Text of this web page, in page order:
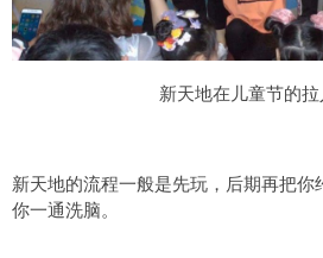
新天地在儿童节的
新天地的流程一般是先玩，后期再把
你一通洗脑。